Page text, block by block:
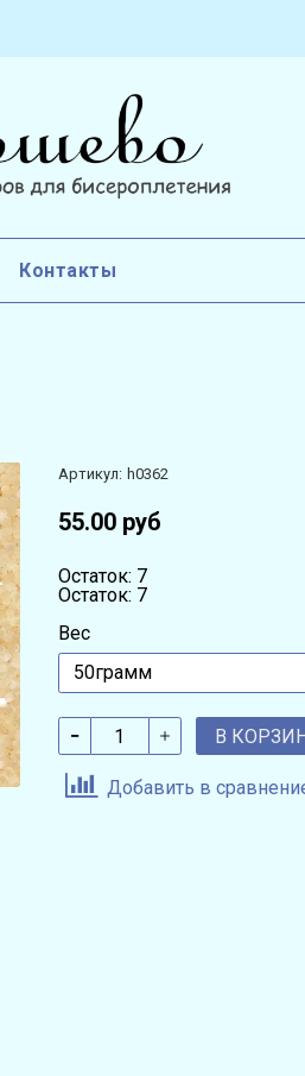
Контакты
Артикул: h0362
55.00 руб
Остаток: 7
Остаток: 7
Вес
В
Добавить в